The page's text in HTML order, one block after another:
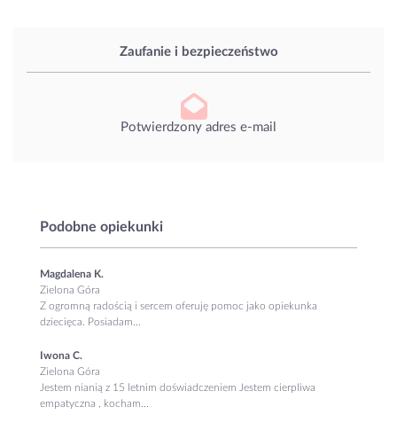
Zaufanie i bezpieczeństwo
Potwierdzony adres e-mail
Podobne opiekunki
Magdalena K.
Zielona Góra
Z ogromną radością i sercem oferuję pomoc jako opiekunka
dziecięca. Posiadam...
Iwona C.
Zielona Góra
Jestem nianią z 15 letnim doświadczeniem Jestem cierpliwa
empatyczna , kocham...